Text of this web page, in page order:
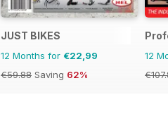
JUST BIKES
12 Months for €22,99
€59.88 Saving 62%
12